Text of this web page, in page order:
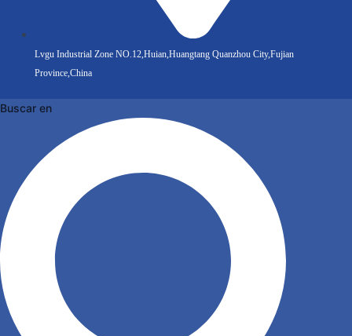
Lvgu Industrial Zone NO.12,Huian,Huangtang Quanzhou City,Fujian
Province,China
Buscar en